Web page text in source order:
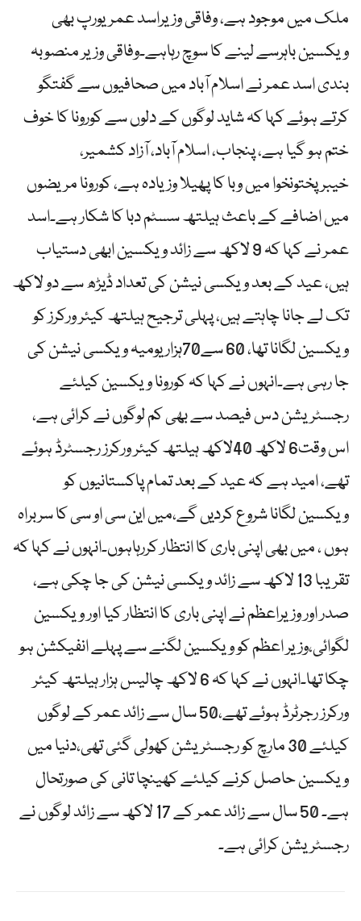
ملک میں موجود ہے، وفاقی وزیراسد عمریورپ بھی
ویکسین باہرسے لینے کا سوچ رہاہے۔وفاقی وزیر منصوبہ
بندی اسد عمر نے اسلام آباد میں صحافیوں سے گفتگو
کرتے ہوئے کہا کہ شاید لوگوں کے دلوں سے کورونا کا خوف
ختم ہو گیا ہے، پنجاب، اسلام آباد، آزاد کشمیر،
خیبرپختونخوا میں وبا کا پھیلا وزیادہ ہے، کورونا مریضوں
میں اضافے کے باعث ہیلتھ سسٹم دبا کا شکار ہے۔اسد
عمر نے کہا کہ 9 لاکھ سے زائد ویکسین ابھی دستیاب
ہیں، عید کے بعد ویکسی نیشن کی تعداد ڈیڑھ سے دو لاکھ
تک لے جانا چاہتے ہیں، پہلی ترجیح ہیلتھ کیئر ورکرز کو
ویکسین لگانا تھا، 60 سے70ہزار یومیہ ویکسی نیشن کی
جا رہی ہے۔انہوں نے کہا کہ کورونا ویکسین کیلئے
رجسٹریشن دس فیصد سے بھی کم لوگوں نے کرائی ہے،
اس وقت6 لاکھ 40لاکھ ہیلتھ کیئر ورکرز رجسٹرڈ ہوئے
تھے، امید ہے کہ عید کے بعد تمام پاکستانیوں کو
ویکسین لگانا شروع کردیں گے،میں این سی او سی کا سربراہ
ہوں ، میں بھی اپنی باری کا انتظار کررہاہوں۔انہوں نے کہا کہ
تقریبا 13 لاکھ سے زائد ویکسی نیشن کی جا چکی ہے،
صدر اور وزیراعظم نے اپنی باری کا انتظار کیا اور ویکسین
لگوائی،وزیر اعظم کو ویکسین لگنے سے پہلے انفیکشن ہو
چکا تھا۔انہوں نے کہا کہ 6 لاکھ چالیس ہزار ہیلتھ کیئر
ورکرز رجرٹرڈ ہوئے تھے،50 سال سے زائد عمر کے لوگوں
کیلئے 30 مارچ کو رجسٹریشن کھولی گئی تھی،دنیا میں
ویکسین حاصل کرنے کیلئے کھینچا تانی کی صورتحال
ہے۔ 50 سال سے زائد عمر کے 17 لاکھ سے زائد لوگوں نے
رجسٹریشن کرائی ہے۔